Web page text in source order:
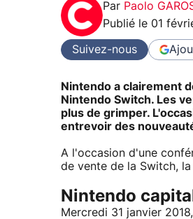
Par Paolo
Publié le 01
Suivez-nous
Nintendo a clairement
Nintendo Switch. Les
plus de grimper.
entrevoir des
A l'occasion d'une
de vente de la Switch,
Nintendo
Mercredi 31 janvier